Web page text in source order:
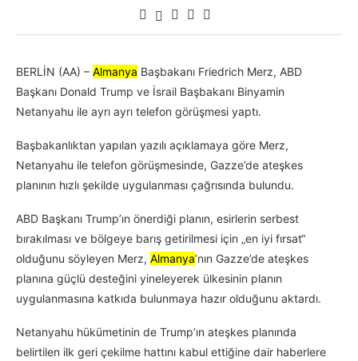
BERLİN (AA) – Almanya Başbakanı Friedrich Merz, ABD
Başkanı Donald Trump ve İsrail Başbakanı Binyamin
Netanyahu ile ayrı ayrı telefon görüşmesi yaptı.
Başbakanlıktan yapılan yazılı açıklamaya göre Merz,
Netanyahu ile telefon görüşmesinde, Gazze’de ateşkes
planının hızlı şekilde uygulanması çağrısında bulundu.
ABD Başkanı Trump’ın önerdiği planın, esirlerin serbest
bırakılması ve bölgeye barış getirilmesi için „en iyi fırsat“
olduğunu söyleyen Merz, Almanya’nın Gazze’de ateşkes
planına güçlü desteğini yineleyerek ülkesinin planın
uygulanmasına katkıda bulunmaya hazır olduğunu aktardı.
Netanyahu hükümetinin de Trump’ın ateşkes planında
belirtilen ilk geri çekilme hattını kabul ettiğine dair haberlere